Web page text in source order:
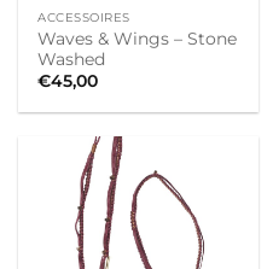
ACCESSOIRES
Waves & Wings – Stone
Washed
€45,00